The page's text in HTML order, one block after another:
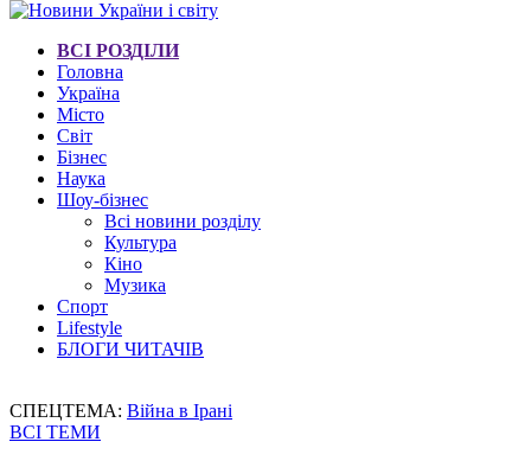
ВСІ РОЗДІЛИ
Головна
Україна
Місто
Світ
Бізнес
Наука
Шоу-бізнес
Всі новини розділу
Культура
Кіно
Музика
Спорт
Lifestyle
БЛОГИ ЧИТАЧІВ
СПЕЦТЕМА: Війна в Ірані
ВСІ ТЕМИ